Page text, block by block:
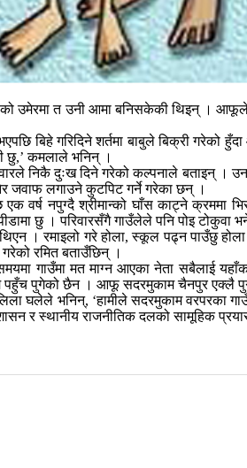
उमेरमा त उनी आमा बनिसकेकी थिइन् ।
बिहे गरिदिने शर्तमा बाबुले बिक्री गरेको
छु,’ कमलाले भनिन् ।
निकै दुःख दिने गरेको कल्पनाले बताइन् ।
जवाफ लगाउने कुटपिट गर्ने गरेका छन् ।
एक वर्ष नपुग्दै श्रीमान्को घाँस काट्ने क्रममा
छु । परिवारसँगै गाउँलेले पनि पोइ टोकुवा
। रमाइलो गरे होला, स्कूल पढ्न पाउँछु
रमित बताउँछिन् ।
गाउँमा मत माग्न आएका नेता सबैलाई
पहुँच पुगेको छैन । आफू सदरमुकाम चैनपुर एक्लै
घलेले भनिन्, ‘हामीले सदरमुकाम वरपरका
र स्थानीय राजनीतिक दलको सामूहिक